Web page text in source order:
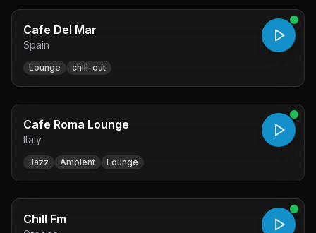
Cafe Del Mar
Spain
Lounge chill-out
Cafe Roma Lounge
Italy
Jazz Ambient Lounge
Chill Fm